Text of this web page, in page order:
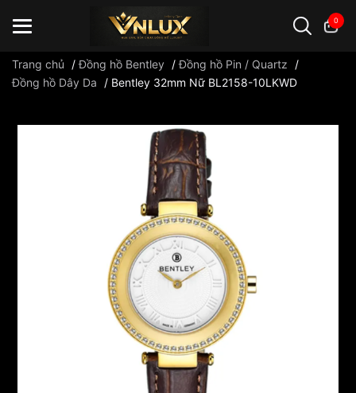
0
Trang chủ /Đồng hồ Bentley /Đồng hồ Pin / Quartz
/
Đồng hồ Dây Da
/ Bentley 32mm Nữ BL2158-10LKWD